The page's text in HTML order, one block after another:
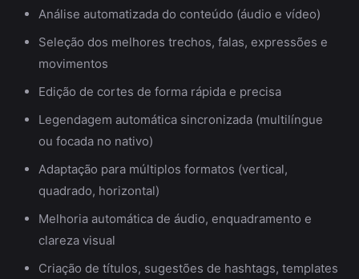
Análise automatizada do conteúdo (áudio e vídeo)
Seleção dos melhores trechos, falas, expressões e
movimentos
Edição de cortes de forma rápida e precisa
Legendagem automática sincronizada (multilíngue
ou focada no nativo)
Adaptação para múltiplos formatos (vertical,
quadrado, horizontal)
Melhoria automática de áudio, enquadramento e
clareza visual
Criação de títulos, sugestões de hashtags, templates